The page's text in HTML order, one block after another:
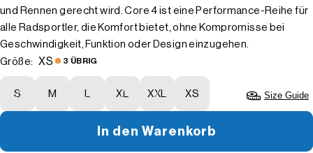
und Rennen gerecht wird. Core 4 ist eine Performance-Reihe für
alle Radsportler, die Komfort bietet, ohne Kompromisse bei
Geschwindigkeit, Funktion oder Design einzugehen.
Größe:
XS 3 ÜBRIG
S M L XL XXL XS Size Guide
In den Warenkorb